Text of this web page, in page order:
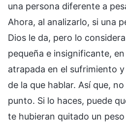
una persona diferente a
Ahora, al analizarlo, si una
Dios le da, pero lo
pequeña e insignificante,
atrapada en el sufrimiento
de la que hablar. Así que,
punto. Si lo haces, puede
te hubieran quitado un